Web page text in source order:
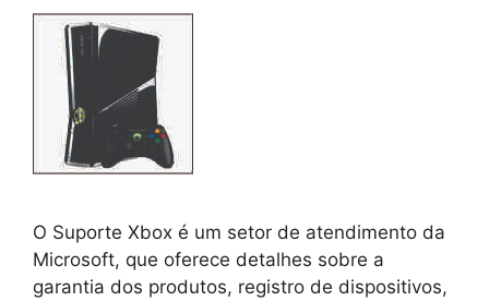
O Suporte Xbox é um setor de atendimento da
Microsoft, que oferece detalhes sobre a
garantia dos produtos, registro de dispositivos,